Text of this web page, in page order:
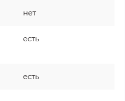
нет
есть
есть